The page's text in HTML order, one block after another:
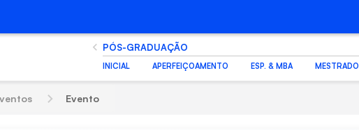
PÓS-GRADUAÇÃO
INICIAL APERFEIÇOAMENTO ESP. & MBA MESTRADO
Evento